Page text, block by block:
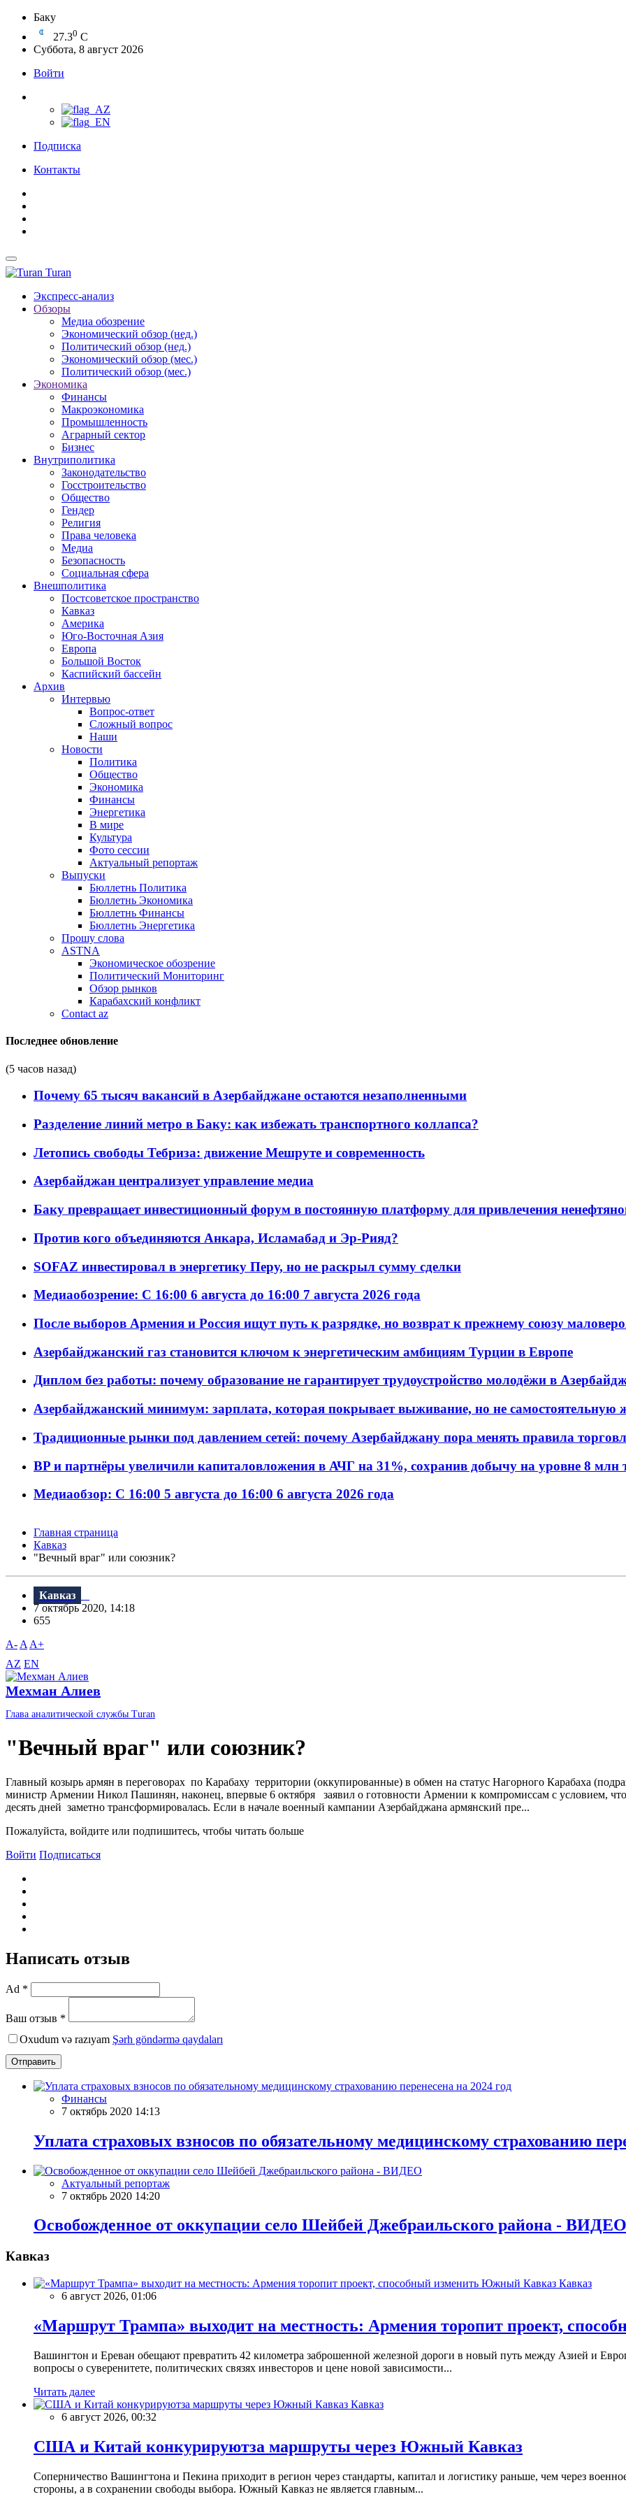
Баку
27.30 C
Суббота, 8 август 2026
Войти
Подписка
Контакты
Turan
Экспресс-анализ
Обзоры
Медиа обозрение
Экономический обзор (нед.)
Политический обзор (нед.)
Экономический обзор (мес.)
Политический обзор (мес.)
Экономика
Финансы
Макроэкономика
Промышленность
Аграрный сектор
Бизнес
Внутриполитика
Законодательство
Госстроительство
Общество
Гендер
Религия
Права человека
Медиа
Безопасность
Социальная сфера
Внешполитика
Постсоветское пространство
Кавказ
Америка
Юго-Восточная Азия
Европа
Большой Восток
Каспийский бассейн
Архив
Интервью
Вопрос-ответ
Сложный вопрос
Наши
Новости
Политика
Общество
Экономика
Финансы
Энергетика
В мире
Культура
Фото сессии
Актуальный репортаж
Выпуски
Бюллетнь Политика
Бюллетнь Экономика
Бюллетнь Финансы
Бюллетнь Энергетика
Прошу слова
ASTNA
Экономическое обозрение
Политический Мониторинг
Обзор рынков
Карабахский конфликт
Contact az
Последнее обновление
(5 часов назад)
Почему 65 тысяч вакансий в Азербайджане остаются незаполненными
Разделение линий метро в Баку: как избежать транспортного коллапса?
Летопись свободы Тебриза: движение Мешруте и современность
Азербайджан централизует управление медиа
Баку превращает инвестиционный форум в постоянную платформу для привлечения
Против кого объединяются Анкара, Исламабад и Эр-Рияд?
SOFAZ инвестировал в энергетику Перу, но не раскрыл сумму сделки
Медиаобозрение: С 16:00 6 августа до 16:00 7 августа 2026 года
После выборов Армения и Россия ищут путь к разрядке, но возврат к прежнему союзу
Азербайджанский газ становится ключом к энергетическим амбициям Турции в Европе
Диплом без работы: почему образование не гарантирует трудоустройство молодёжи в
Азербайджанский минимум: зарплата, которая покрывает выживание, но не самостоятельную
Традиционные рынки под давлением сетей: почему Азербайджану пора менять правила
BP и партнёры увеличили капиталовложения в АЧГ на 31%, сохранив добычу на уровне 8 млн
Медиаобзор: С 16:00 5 августа до 16:00 6 августа 2026 года
Главная страница
Кавказ
"Вечный враг" или союзник?
Кавказ
7 октябрь 2020, 14:18
655
A- A A+
AZ EN
Мехман Алиев
Глава аналитической службы Turan
"Вечный враг" или союзник?
Главный козырь армян в переговорах по Карабаху территории (оккупированные) в обмен на статус Нагорного Карабаха
министр Армении Никол Пашинян, наконец, впервые 6 октября заявил о готовности Армении к компромиссам с условием,
десять дней заметно трансформировалась. Если в начале военный кампании Азербайджана армянский пре...
Пожалуйста, войдите или подпишитесь, чтобы читать больше
Войти Подписаться
Написать отзыв
Ad *
Ваш отзыв *
Oxudum və razıyam Şərh göndərmə qaydaları
Отправить
Финансы
7 октябрь 2020 14:13
Уплата страховых взносов по обязательному медицинскому страхованию
Актуальный репортаж
7 октябрь 2020 14:20
Освобожденное от оккупации село Шейбей Джебраильского района - ВИДЕО
Кавказ
Кавказ
6 август 2026, 01:06
«Маршрут Трампа» выходит на местность: Армения торопит проект,
Вашингтон и Ереван обещают превратить 42 километра заброшенной железной дороги в новый путь между Азией и
вопросы о суверенитете, политических связях инвесторов и цене новой зависимости...
Читать далее
Кавказ
6 август 2026, 00:32
США и Китай конкурируютза маршруты через Южный Кавказ
Соперничество Вашингтона и Пекина приходит в регион через стандарты, капитал и логистику раньше, чем через
стороны, а в сохранении свободы выбора. Южный Кавказ не является главным...